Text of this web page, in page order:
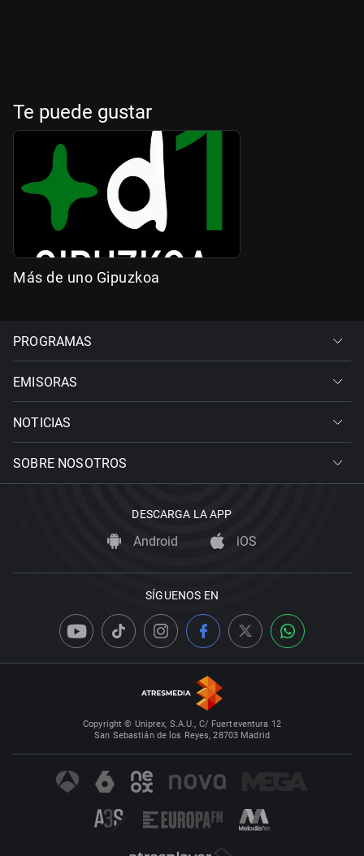
Te puede gustar
Más de uno Gipuzkoa
PROGRAMAS
EMISORAS
NOTICIAS
SOBRE NOSOTROS
DESCARGA LA APP
Android iOS
SÍGUENOS EN
Copyright © Uniprex, S.A.U., C/ Fuerteventura 12
San Sebastián de los Reyes, 28703 Madrid